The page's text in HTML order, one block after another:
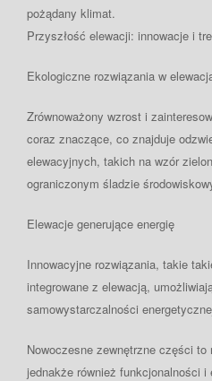
pożądany klimat.
Przyszłość elewacji: innowacje i
Ekologiczne rozwiązania w
Zrównoważony wzrost i
coraz znaczące, co znajduje
elewacyjnych, takich na wzór
ograniczonym śladzie
Elewacje generujące energię
Innowacyjne rozwiązania, takie
integrowane z elewacją,
samowystarczalności
Nowoczesne zewnętrzne części
jednakże również funkcjonalności i